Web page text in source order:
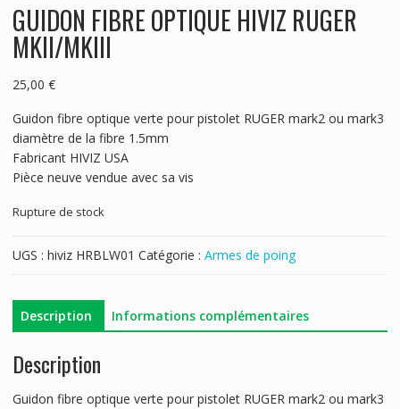
GUIDON FIBRE OPTIQUE HIVIZ RUGER
MKII/MKIII
25,00 €
Guidon fibre optique verte pour pistolet RUGER mark2 ou mark3
diamètre de la fibre 1.5mm
Fabricant HIVIZ USA
Pièce neuve vendue avec sa vis
Rupture de stock
UGS : hiviz HRBLW01 Catégorie : Armes de poing
Description Informations complémentaires
Description
Guidon fibre optique verte pour pistolet RUGER mark2 ou mark3